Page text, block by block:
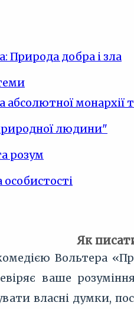
Природа добра і зла
абсолютної монархії
людини"
розум
особистості
Як
Вольтера
ваше
власні думки,